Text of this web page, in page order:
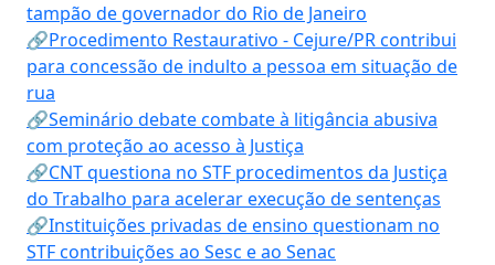
tampão de governador do Rio de Janeiro
🔗Procedimento Restaurativo - Cejure/PR contribui
para concessão de indulto a pessoa em situação de
rua
🔗Seminário debate combate à litigância abusiva
com proteção ao acesso à Justiça
🔗CNT questiona no STF procedimentos da Justiça
do Trabalho para acelerar execução de sentenças
🔗Instituições privadas de ensino questionam no
STF contribuições ao Sesc e ao Senac